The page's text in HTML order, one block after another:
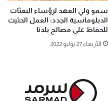
سمو ولي العهد لرؤساء البعثات
الدبلوماسية الجدد: العمل الحثيث
للحفاظ على مصالح بلدنا
الأربعاء 27 يوليو 2022